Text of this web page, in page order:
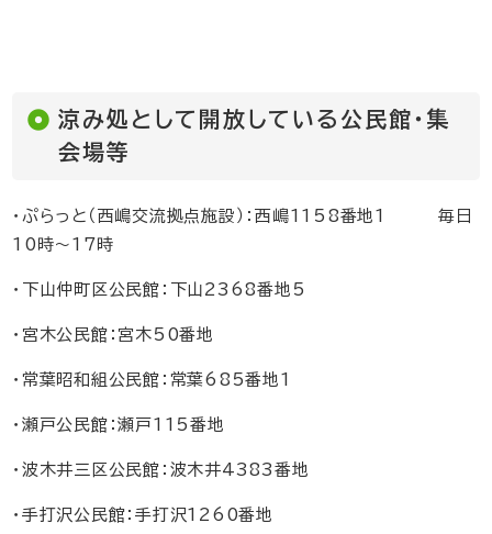
涼み処として開放している公民館・集
会場等
・ぷらっと（西嶋交流拠点施設）：西嶋1158番地1 毎日
10時～17時
・下山仲町区公民館：下山2368番地5
・宮木公民館：宮木50番地
・常葉昭和組公民館：常葉685番地1
・瀬戸公民館：瀬戸115番地
・波木井三区公民館：波木井4383番地
・手打沢公民館：手打沢1260番地